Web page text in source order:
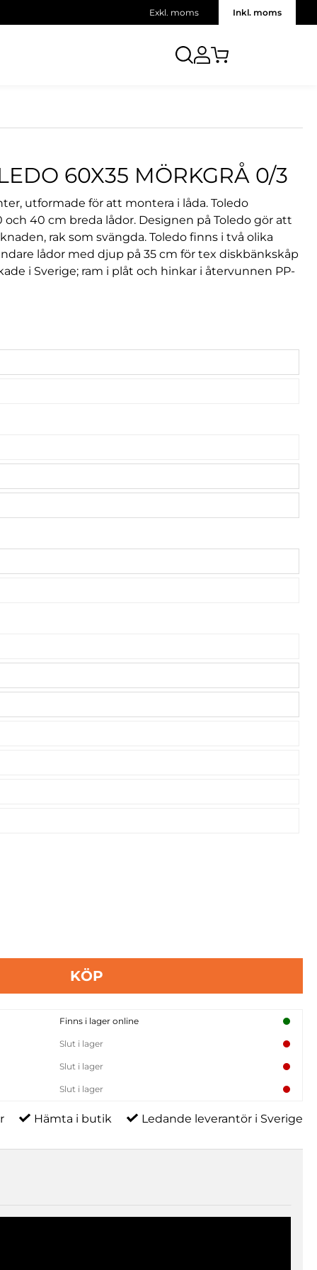
Exkl. moms Inkl. moms
60X35 MÖRKGRÅ 0/3
utformade för att montera i låda. Toledo
40 cm breda lådor. Designen på Toledo gör att
rak som svängda. Toledo finns i två olika
lådor med djup på 35 cm för tex diskbänkskåp
i Sverige; ram i plåt och hinkar i återvunnen PP-
KÖP
Finns i lager online
Slut i lager
Slut i lager
Slut i lager
Hämta i butik Ledande leverantör i Sverige